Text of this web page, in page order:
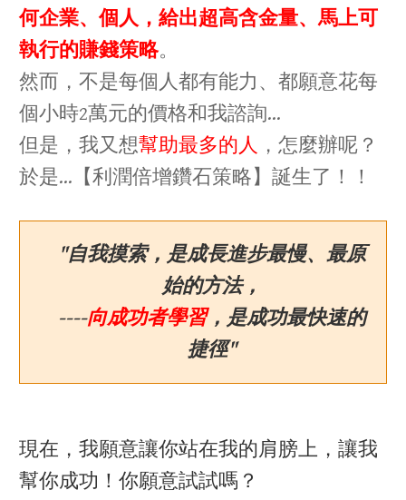
何企業、個人，給出超高含金量、馬上可
執行的賺錢策略。​
然而，不是每個人都有能力、都願意花每
個小時2萬元的價格和我諮詢…
但是，我又想幫助最多的人 ，怎麼辦呢？
於是…【利潤倍增鑽石策略】誕生了！！
​"自我摸索，是成長進步​最慢、最原
始的方法，
​----向成功者學習，是成功最快速的
捷徑"​
現在，我願意讓你站在我的肩膀上，讓我
幫你成功！你願意試試嗎？